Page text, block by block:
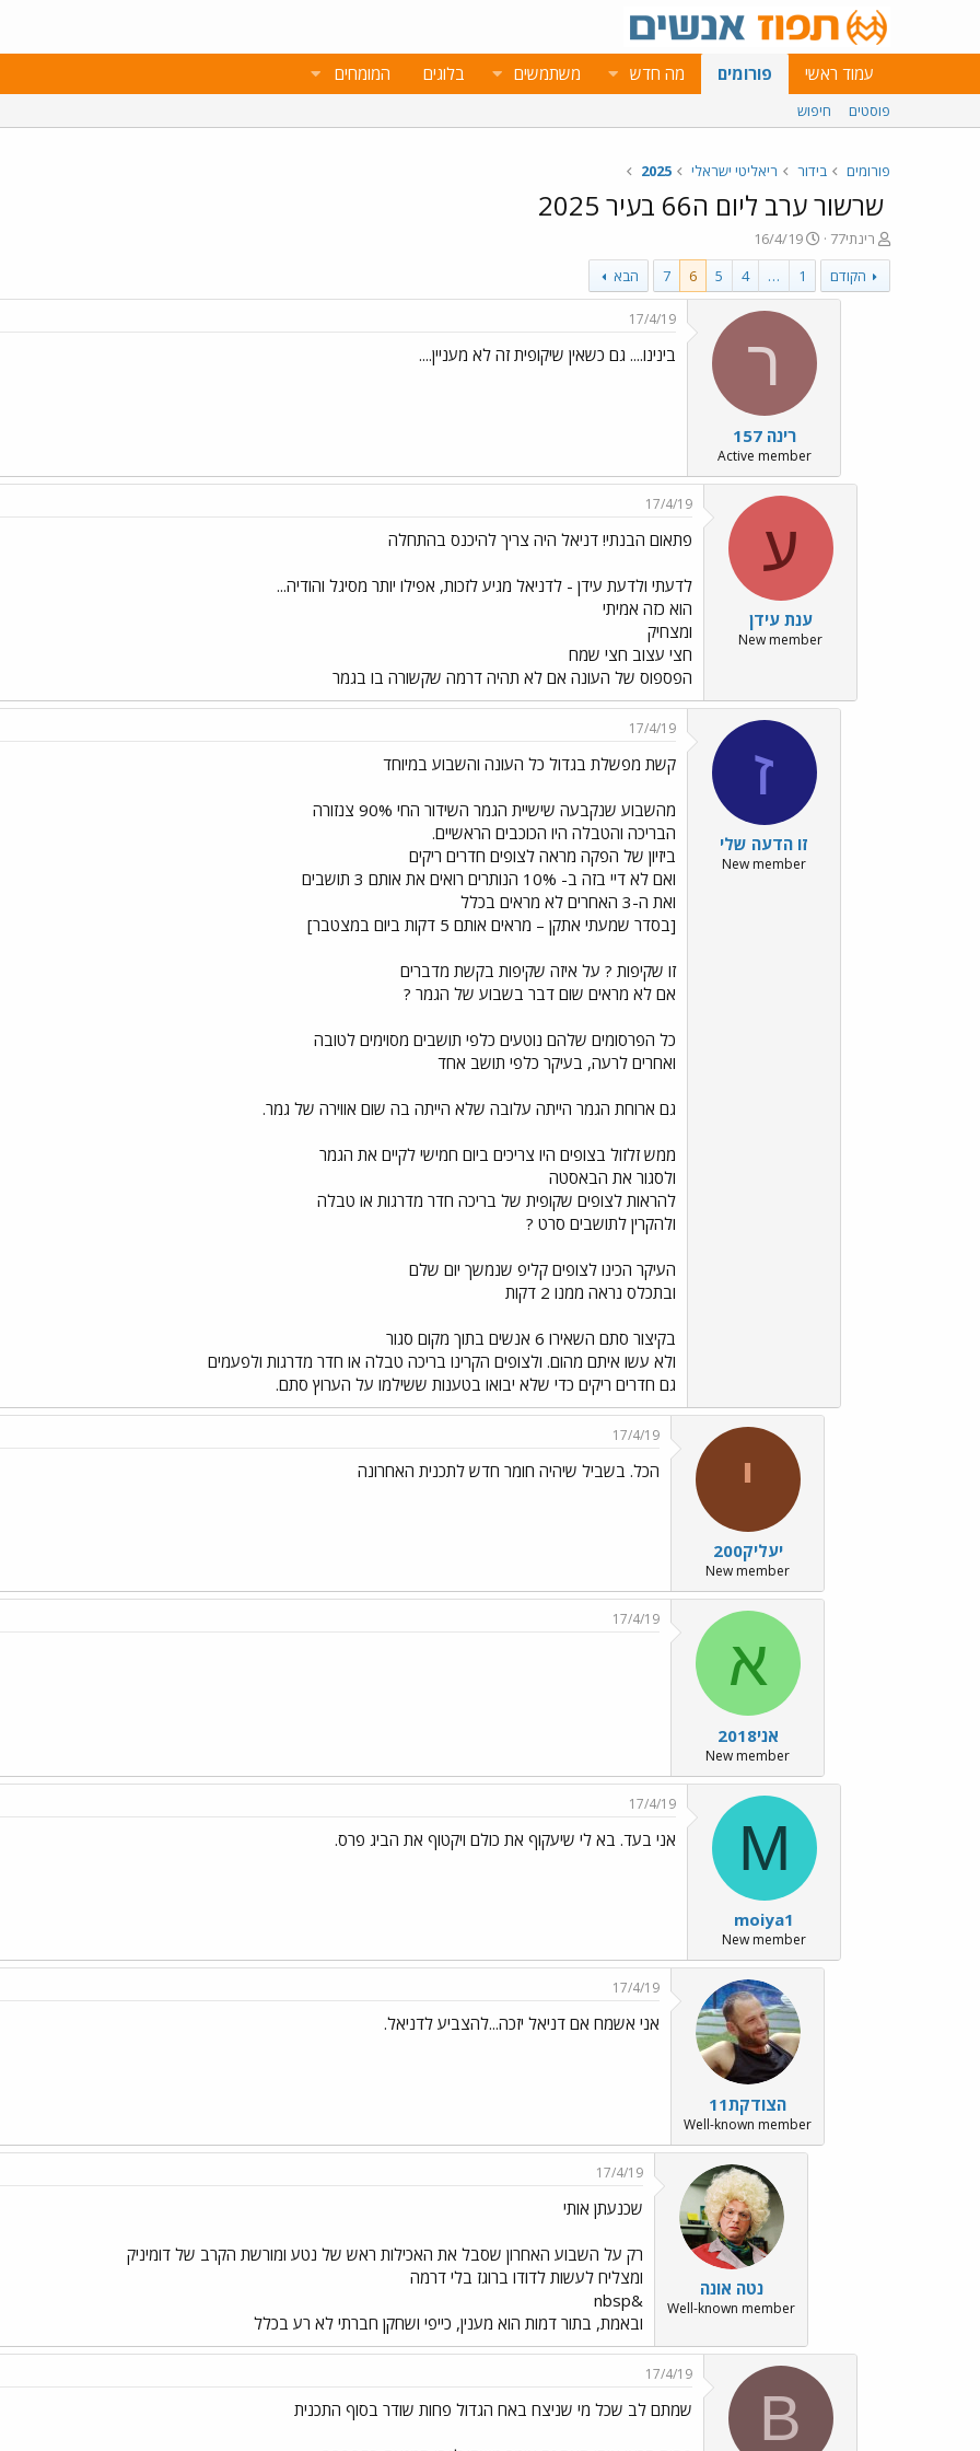
עמוד ראשי פורומים מה חדש משתמשים בלוגים המומחים
פוסטים חיפוש
פורומים בידור ריאליטי ישראלי 2025
שרשור ערב ליום ה66 בעיר 2025
פ
ו
ת
ח
רינתי77
פ
ו
ר
ס
ם
ר
16/4/19
הקודם
1
…
4
5
6
7 הבא
ר
רינה 157
Active member
17/4/19
בינינו.... גם כשאין שיקופית זה לא מעניין....
ע
ענת עידן
New member
17/4/19
פתאום הבנתי! דניאל היה צריך להיכנס בהתחלה
לדעתי ולדעת עידן - לדניאל מגיע לזכות, אפילו יותר מסיגל והודיה...
הוא כזה אמיתי
ומצחיק
חצי עצוב חצי שמח
הפספוס של העונה אם לא תהיה דרמה שקשורה בו בגמר
ז
זו הדעה שלי
New member
17/4/19
קשת מפשלת בגדול כל העונה והשבוע במיוחד
מהשבוע שנקבעה שישיית הגמר השידור החי 90% צנזורה
הבריכה והטבלה היו הכוכבים הראשיים.
ביזיון של הפקה מראה לצופים חדרים ריקים
ואם לא דיי בזה ב- 10% הנותרים רואים את אותם 3 תושבים
ואת ה-3 האחרים לא מראים בכלל
[בסדר שמעתי אתקן – מראים אותם 5 דקות ביום במצטבר]
זו שקיפות ? על איזה שקיפות בקשת מדברים
אם לא מראים שום דבר בשבוע של הגמר ?
כל הפרסומים שלהם נוטעים כלפי תושבים מסוימים לטובה
ואחרים לרעה, בעיקר כלפי תושב אחד
גם ארוחת הגמר הייתה עלובה שלא הייתה בה שום אווירה של גמר.
ממש זלזול בצופים היו צריכים ביום חמישי לקיים את הגמר
ולסגור את הבאסטה
להראות לצופים שקופית של בריכה חדר מדרגות או טבלה
ולהקרין לתושבים סרט ?
העיקר הכינו לצופים קליפ שנמשך יום שלם
ובתכלס נראה ממנו 2 דקות
בקיצור סתם השאירו 6 אנשים בתוך מקום סגור
ולא עשו איתם מהום. ולצופים הקרינו בריכה טבלה או חדר מדרגות ולפעמים
גם חדרים ריקים כדי שלא יבואו בטענות ששילמו על הערוץ סתם.
י
יעליק200
New member
17/4/19
הכל. בשביל שיהיה חומר חדש לתכנית האחרונה
א
אני2018
New member
17/4/19
M
moiya1
New member
17/4/19
אני בעד. בא לי שיעקוף את כולם ויקטוף את הביג פרס.
הצודקת11
Well-known member
17/4/19
אני אשמח אם דניאל יזכה...להצביע לדניאל.
נטה אונה
Well-known member
17/4/19
שכנעתן אותי
רק על השבוע האחרון שסבל את האכילות ראש של נטע ומורשת הקרב של דומיניק
ומצליח לעשות לדודו ברוגז בלי דרמה
&nbsp
ובאמת, בתור דמות הוא מענין, כייפי ושחקן חברתי לא רע בכלל
B
17/4/19
שמתם לב שכל מי שניצח באח הגדול פחות שודר בסוף התכנית